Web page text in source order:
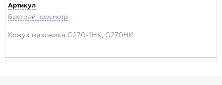
Артикул
Быстрый просмотр
Кожух маховика G270-1HK, G270HK